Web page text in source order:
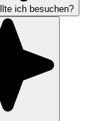
ich besuchen?